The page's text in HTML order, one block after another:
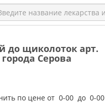
до щиколоток арт.
Серова
по цене от 0-00 до 0-00